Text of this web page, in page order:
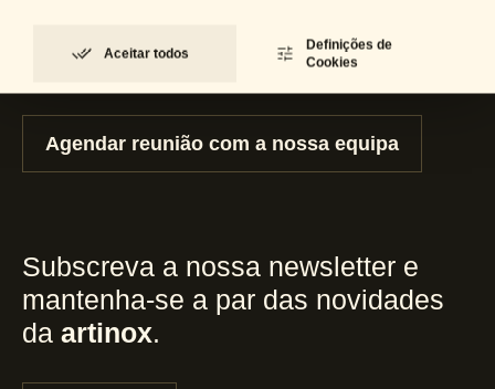
É um profissional e precisa de
consultoria e suporte?
Agendar reunião com a nossa equipa
Subscreva a nossa newsletter e
mantenha-se a par das novidades
da artinox.
Aceitar todos
Definições de
Cookies